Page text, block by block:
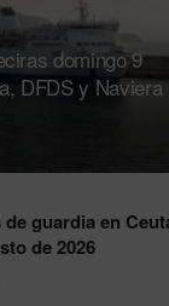
domingo 9
DFDS y Naviera
de guardia en
de 2026